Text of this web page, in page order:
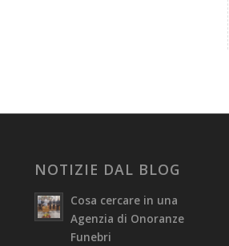
NOTIZIE DAL BLOG
Cosa cercare in una
Agenzia di Onoranze
Funebri